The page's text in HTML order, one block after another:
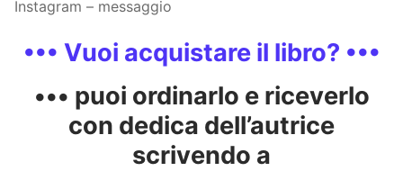
Instagram – messaggio
••• Vuoi acquistare il libro? •••
••• puoi ordinarlo e riceverlo
con dedica dell’autrice
scrivendo a